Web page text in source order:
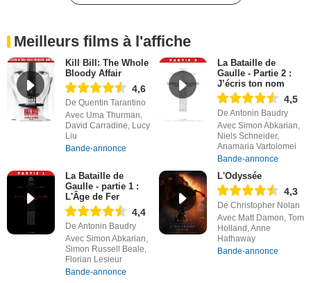
Meilleurs films à l'affiche
Kill Bill: The Whole
Bloody Affair
4,6
De Quentin Tarantino
Avec Uma Thurman,
David Carradine, Lucy
Liu
Bande-annonce
La Bataille de
Gaulle - Partie 2 :
J’écris ton nom
4,5
De Antonin Baudry
Avec Simon Abkarian,
Niels Schneider,
Anamaria Vartolomei
Bande-annonce
La Bataille de
Gaulle - partie 1 :
L'Âge de Fer
4,4
De Antonin Baudry
Avec Simon Abkarian,
Simon Russell Beale,
Florian Lesieur
Bande-annonce
L'Odyssée
4,3
De Christopher Nolan
Avec Matt Damon, Tom
Holland, Anne
Hathaway
Bande-annonce